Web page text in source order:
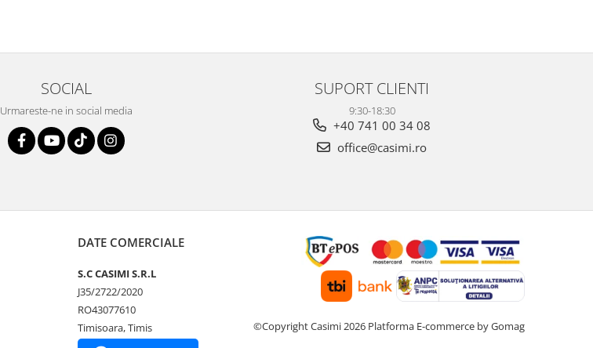
SOCIAL
Urmareste-ne in social media
SUPORT CLIENTI
9:30-18:30
+40 741 00 34 08
office@casimi.ro
DATE COMERCIALE
S.C CASIMI S.R.L
J35/2722/2020
RO43077610
Timisoara, Timis
©Copyright Casimi 2026 Platforma E-commerce by Gomag